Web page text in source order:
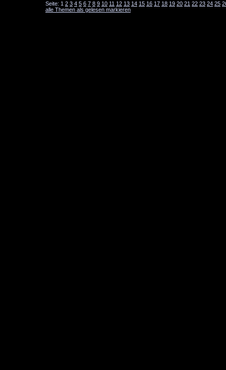
Seite: 1 2 3 4 5 6 7 8 9 10 11 12 13 14 15 16 17 18 19 20 21 22 23 24 25
alle Themen als gelesen markieren